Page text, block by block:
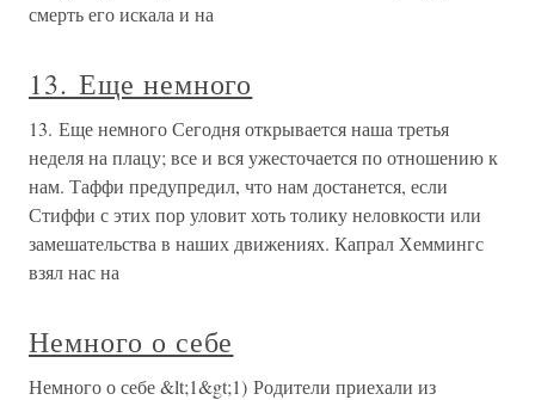
смерть его искала и на
13. Еще немного
13. Еще немного Сегодня открывается наша третья
неделя на плацу; все и вся ужесточается по отношению к
нам. Таффи предупредил, что нам достанется, если
Стиффи с этих пор уловит хоть толику неловкости или
замешательства в наших движениях. Капрал Хеммингс
взял нас на
Немного о себе
Немного о себе &lt;1&gt;1) Родители приехали из